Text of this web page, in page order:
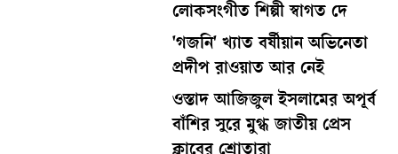
লোকসংগীত শিল্পী স্বাগত দে
'গজনি' খ্যাত বর্ষীয়ান অভিনেতা
প্রদীপ রাওয়াত আর নেই
ওস্তাদ আজিজুল ইসলামের অপূর্ব
বাঁশির সুরে মুগ্ধ জাতীয় প্রেস